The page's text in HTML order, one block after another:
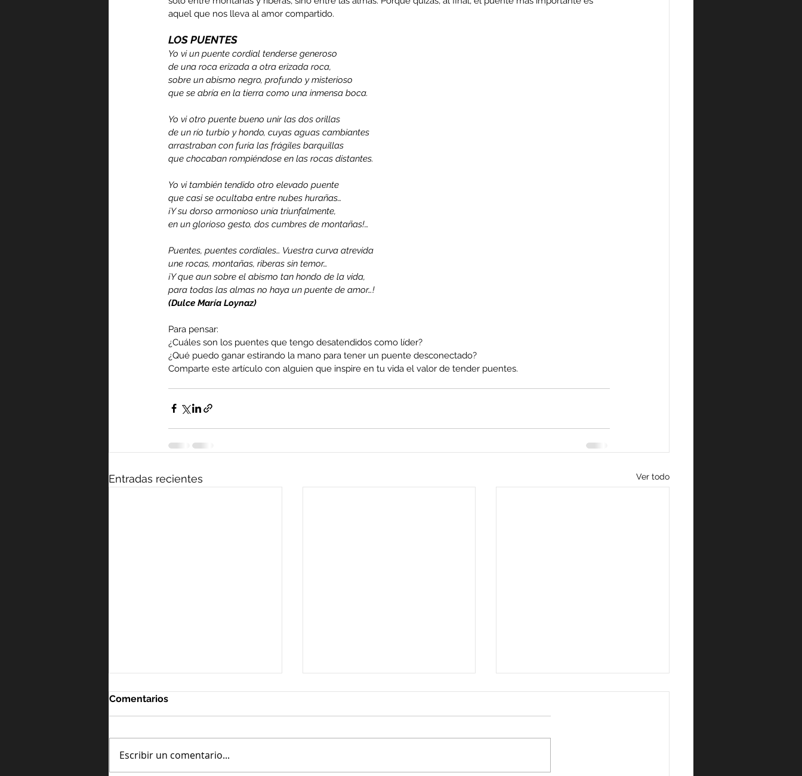
aquel que nos lleva al amor compartido.
LOS PUENTES
Yo vi un puente cordial tenderse generoso
de una roca erizada a otra erizada roca,
sobre un abismo negro, profundo y misterioso
que se abría en la tierra como una inmensa boca.
Yo vi otro puente bueno unir las dos orillas
de un río turbio y hondo, cuyas aguas cambiantes
arrastraban con furia las frágiles barquillas
que chocaban rompiéndose en las rocas distantes.
Yo vi también tendido otro elevado puente
que casi se ocultaba entre nubes hurañas…
¡Y su dorso armonioso unía triunfalmente,
en un glorioso gesto, dos cumbres de montañas!…
Puentes, puentes cordiales… Vuestra curva atrevida
une rocas, montañas, riberas sin temor…
¡Y que aun sobre el abismo tan hondo de la vida,
para todas las almas no haya un puente de amor…!
(Dulce María Loynaz)
Para pensar:
¿Cuáles son los puentes que tengo desatendidos como líder?
¿Qué puedo ganar estirando la mano para tener un puente desconectado?
Comparte este artículo con alguien que inspire en tu vida el valor de tender puentes.
Entradas recientes Ver todo
Comentarios
Escribir un comentario...